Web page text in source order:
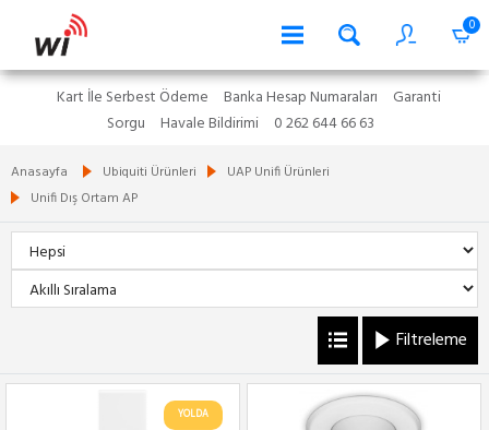
0
Kart İle Serbest Ödeme Banka Hesap Numaraları
Garanti
Sorgu
Havale Bildirimi 0 262 644 66 63
Anasayfa Ubiquiti Ürünleri
UAP Unifi Ürünleri
Unifi Dış Ortam AP
Filtreleme
YOLDA